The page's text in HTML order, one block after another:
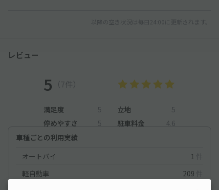
以降の空き状況は毎日24:00に更新されます。
レビュー
5 （7件）
満足度 5 立地
5
停めやすさ
5 駐車料金
4.6
車種ごとの利用実績
オートバイ
1 件
軽自動車
209 件